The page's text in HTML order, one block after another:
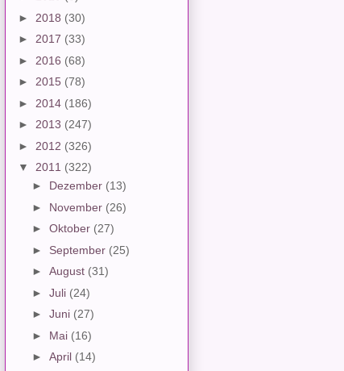
► 2018 (30)
► 2017 (33)
► 2016 (68)
► 2015 (78)
► 2014 (186)
► 2013 (247)
► 2012 (326)
▼ 2011 (322)
► Dezember (13)
► November (26)
► Oktober (27)
► September (25)
► August (31)
► Juli (24)
► Juni (27)
► Mai (16)
► April (14)